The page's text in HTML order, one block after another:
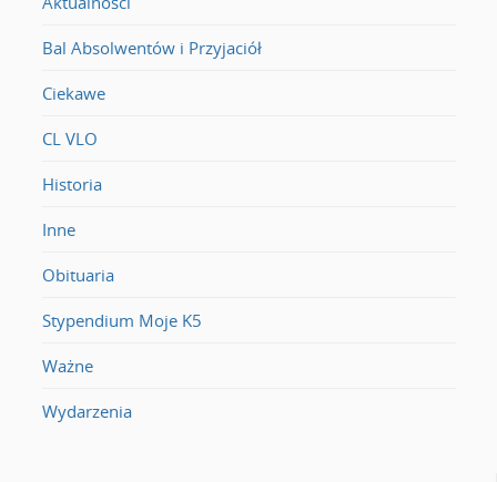
Bal Absolwentów i Przyjaciół
Ciekawe
CL VLO
Historia
Inne
Obituaria
Stypendium Moje K5
Ważne
Wydarzenia